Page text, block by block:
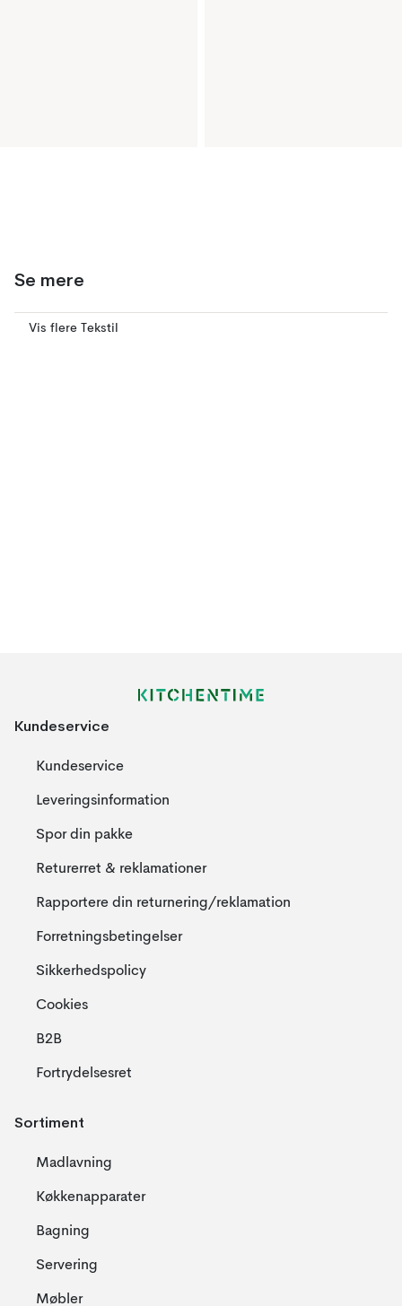
Se mere
Vis flere Tekstil
Kundeservice
Kundeservice
Leveringsinformation
Spor din pakke
Returerret & reklamationer
Rapportere din returnering/reklamation
Forretningsbetingelser
Sikkerhedspolicy
Cookies
B2B
Fortrydelsesret
Sortiment
Madlavning
Køkkenapparater
Bagning
Servering
Møbler